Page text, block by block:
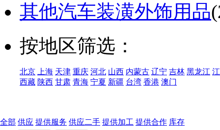
其他汽车装潢外饰用品
按地区筛选：
北京 上海 天津 重庆 河北 山西 内蒙古 辽宁 吉林 黑龙江
西藏 陕西 甘肃 青海 宁夏 新疆 台湾 香港 澳门
全部 供应 提供服务 供应二手 提供加工 提供合作 库存